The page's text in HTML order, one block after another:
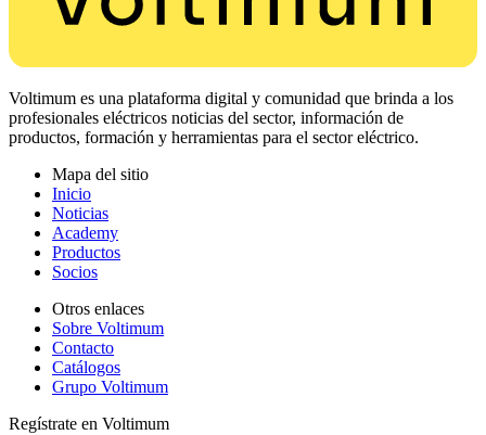
Voltimum es una plataforma digital y comunidad que brinda a los
profesionales eléctricos noticias del sector, información de
productos, formación y herramientas para el sector eléctrico.
Mapa del sitio
Inicio
Noticias
Academy
Productos
Socios
Otros enlaces
Sobre Voltimum
Contacto
Catálogos
Grupo Voltimum
Regístrate en Voltimum